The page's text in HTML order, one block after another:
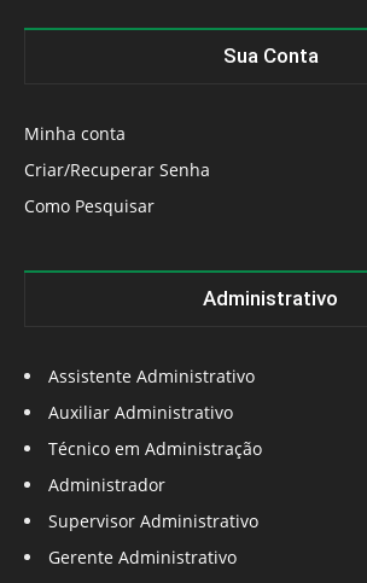
Sua Conta
Minha conta
Criar/Recuperar Senha
Como Pesquisar
Administrativo
Assistente Administrativo
Auxiliar Administrativo
Técnico em Administração
Administrador
Supervisor Administrativo
Gerente Administrativo